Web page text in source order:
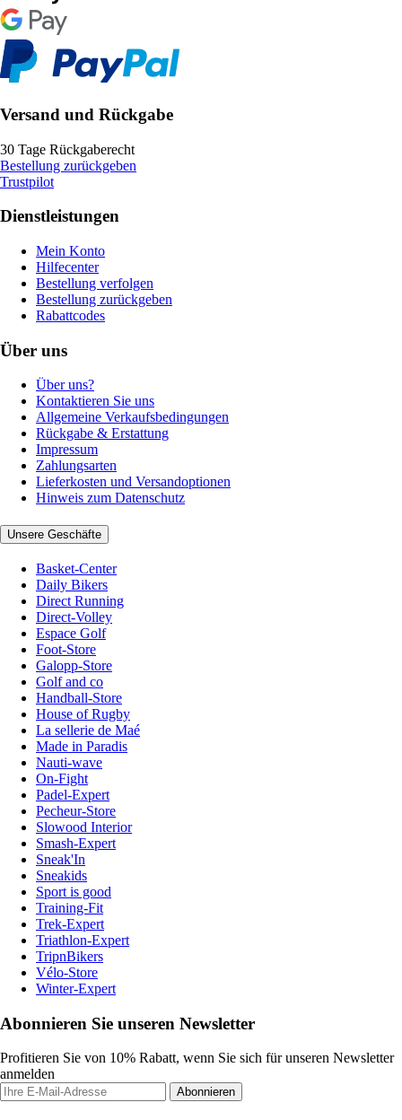
Versand und Rückgabe
30 Tage Rückgaberecht
Bestellung zurückgeben
Trustpilot
Dienstleistungen
Mein Konto
Hilfecenter
Bestellung verfolgen
Bestellung zurückgeben
Rabattcodes
Über uns
Über uns?
Kontaktieren Sie uns
Allgemeine Verkaufsbedingungen
Rückgabe & Erstattung
Impressum
Zahlungsarten
Lieferkosten und Versandoptionen
Hinweis zum Datenschutz
Unsere Geschäfte
Basket-Center
Daily Bikers
Direct Running
Direct-Volley
Espace Golf
Foot-Store
Galopp-Store
Golf and co
Handball-Store
House of Rugby
La sellerie de Maé
Made in Paradis
Nauti-wave
On-Fight
Padel-Expert
Pecheur-Store
Slowood Interior
Smash-Expert
Sneak'In
Sneakids
Sport is good
Training-Fit
Trek-Expert
Triathlon-Expert
TripnBikers
Vélo-Store
Winter-Expert
Abonnieren Sie unseren Newsletter
Profitieren Sie von 10% Rabatt, wenn Sie sich für unseren Newsletter
anmelden
Abonnieren